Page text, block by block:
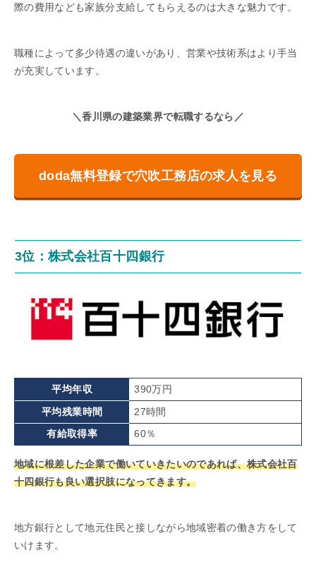
際の費用なども家族分支給してもらえるのは大きな魅力です。
職種によって多少待遇の違いがあり、営業や技術系はより手当
が充実しています。
＼香川県の建築業界で転職するなら／
doda無料登録で穴吹工務店の求人を見る
3位：株式会社百十四銀行
平均年収
390万円
平均残業時間
27時間
有給取得率
60％
地域に根差した企業で働いていきたいのであれば、株式会社百
十四銀行も良い選択肢になってきます。
地方銀行として地元住民と接しながら地域密着の働き方をして
いけます。